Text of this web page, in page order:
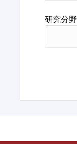
研究分野